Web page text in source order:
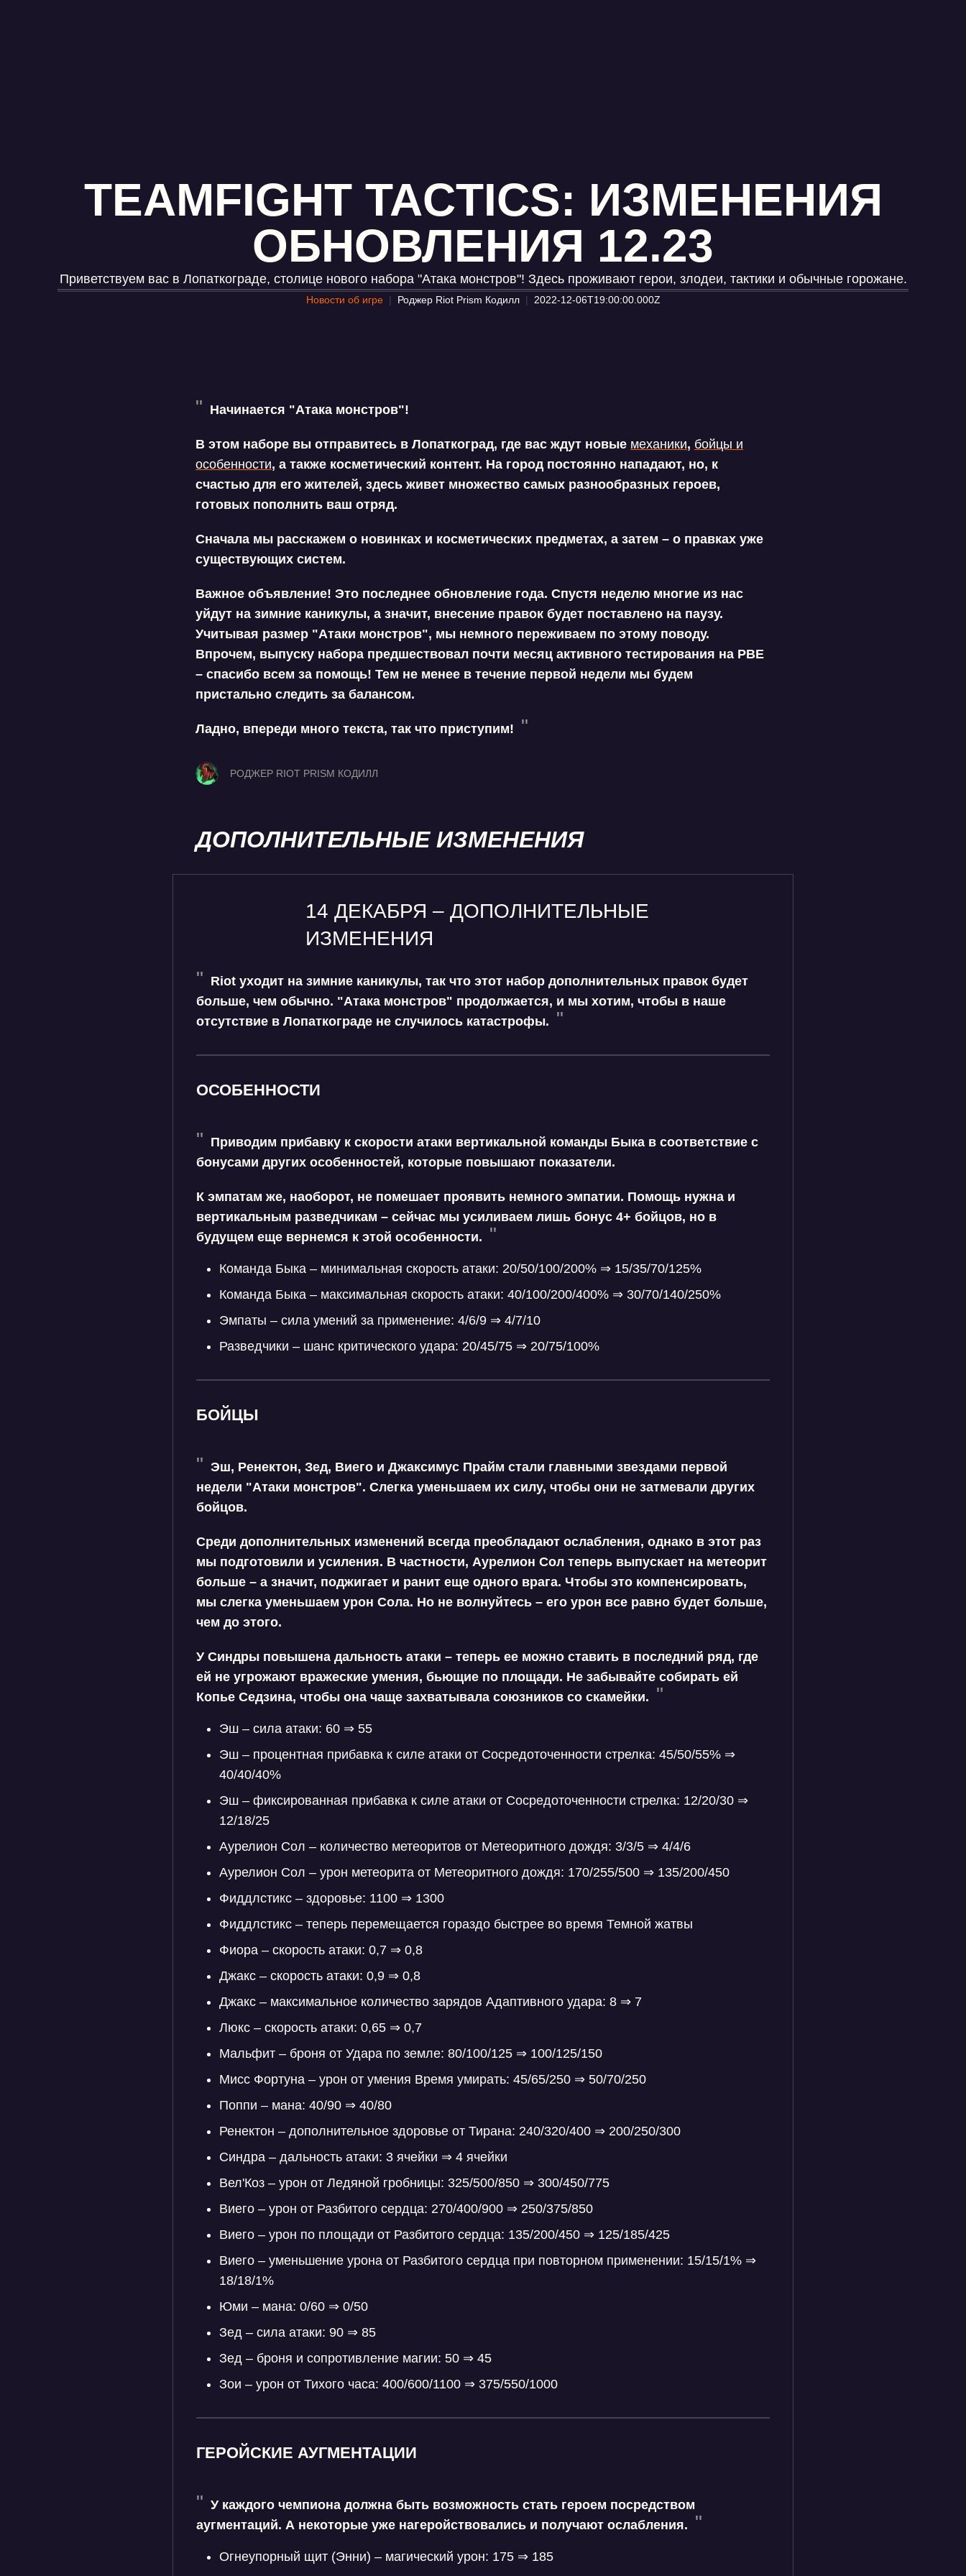
TEAMFIGHT TACTICS: ИЗМЕНЕНИЯ
ОБНОВЛЕНИЯ 12.23
Приветствуем вас в Лопаткограде, столице нового набора "Атака монстров"! Здесь проживают герои, злодеи, тактики и обычные горожане.
Новости об игре Роджер Riot Prism Кодилл 2022-12-06T19:00:00.000Z
Начинается "Атака монстров"!
В этом наборе вы отправитесь в Лопаткоград, где вас ждут новые механики, бойцы и
особенности, а также косметический контент. На город постоянно нападают, но, к
счастью для его жителей, здесь живет множество самых разнообразных героев,
готовых пополнить ваш отряд.
Сначала мы расскажем о новинках и косметических предметах, а затем – о правках уже
существующих систем.
Важное объявление! Это последнее обновление года. Спустя неделю многие из нас
уйдут на зимние каникулы, а значит, внесение правок будет поставлено на паузу.
Учитывая размер "Атаки монстров", мы немного переживаем по этому поводу.
Впрочем, выпуску набора предшествовал почти месяц активного тестирования на PBE
– спасибо всем за помощь! Тем не менее в течение первой недели мы будем
пристально следить за балансом.
Ладно, впереди много текста, так что приступим!
РОДЖЕР RIOT PRISM КОДИЛЛ
ДОПОЛНИТЕЛЬНЫЕ ИЗМЕНЕНИЯ
14 ДЕКАБРЯ – ДОПОЛНИТЕЛЬНЫЕ
ИЗМЕНЕНИЯ
Riot уходит на зимние каникулы, так что этот набор дополнительных правок будет
больше, чем обычно. "Атака монстров" продолжается, и мы хотим, чтобы в наше
отсутствие в Лопаткограде не случилось катастрофы.
ОСОБЕННОСТИ
Приводим прибавку к скорости атаки вертикальной команды Быка в соответствие с
бонусами других особенностей, которые повышают показатели.
К эмпатам же, наоборот, не помешает проявить немного эмпатии. Помощь нужна и
вертикальным разведчикам – сейчас мы усиливаем лишь бонус 4+ бойцов, но в
будущем еще вернемся к этой особенности.
Команда Быка – минимальная скорость атаки: 20/50/100/200% ⇒ 15/35/70/125%
Команда Быка – максимальная скорость атаки: 40/100/200/400% ⇒ 30/70/140/250%
Эмпаты – сила умений за применение: 4/6/9 ⇒ 4/7/10
Разведчики – шанс критического удара: 20/45/75 ⇒ 20/75/100%
БОЙЦЫ
Эш, Ренектон, Зед, Виего и Джаксимус Прайм стали главными звездами первой
недели "Атаки монстров". Слегка уменьшаем их силу, чтобы они не затмевали других
бойцов.
Среди дополнительных изменений всегда преобладают ослабления, однако в этот раз
мы подготовили и усиления. В частности, Аурелион Сол теперь выпускает на метеорит
больше – а значит, поджигает и ранит еще одного врага. Чтобы это компенсировать,
мы слегка уменьшаем урон Сола. Но не волнуйтесь – его урон все равно будет больше,
чем до этого.
У Синдры повышена дальность атаки – теперь ее можно ставить в последний ряд, где
ей не угрожают вражеские умения, бьющие по площади. Не забывайте собирать ей
Копье Седзина, чтобы она чаще захватывала союзников со скамейки.
Эш – сила атаки: 60 ⇒ 55
Эш – процентная прибавка к силе атаки от Сосредоточенности стрелка: 45/50/55% ⇒
40/40/40%
Эш – фиксированная прибавка к силе атаки от Сосредоточенности стрелка: 12/20/30 ⇒
12/18/25
Аурелион Сол – количество метеоритов от Метеоритного дождя: 3/3/5 ⇒ 4/4/6
Аурелион Сол – урон метеорита от Метеоритного дождя: 170/255/500 ⇒ 135/200/450
Фиддлстикс – здоровье: 1100 ⇒ 1300
Фиддлстикс – теперь перемещается гораздо быстрее во время Темной жатвы
Фиора – скорость атаки: 0,7 ⇒ 0,8
Джакс – скорость атаки: 0,9 ⇒ 0,8
Джакс – максимальное количество зарядов Адаптивного удара: 8 ⇒ 7
Люкс – скорость атаки: 0,65 ⇒ 0,7
Мальфит – броня от Удара по земле: 80/100/125 ⇒ 100/125/150
Мисс Фортуна – урон от умения Время умирать: 45/65/250 ⇒ 50/70/250
Поппи – мана: 40/90 ⇒ 40/80
Ренектон – дополнительное здоровье от Тирана: 240/320/400 ⇒ 200/250/300
Синдра – дальность атаки: 3 ячейки ⇒ 4 ячейки
Вел'Коз – урон от Ледяной гробницы: 325/500/850 ⇒ 300/450/775
Виего – урон от Разбитого сердца: 270/400/900 ⇒ 250/375/850
Виего – урон по площади от Разбитого сердца: 135/200/450 ⇒ 125/185/425
Виего – уменьшение урона от Разбитого сердца при повторном применении: 15/15/1% ⇒
18/18/1%
Юми – мана: 0/60 ⇒ 0/50
Зед – сила атаки: 90 ⇒ 85
Зед – броня и сопротивление магии: 50 ⇒ 45
Зои – урон от Тихого часа: 400/600/1100 ⇒ 375/550/1000
ГЕРОЙСКИЕ АУГМЕНТАЦИИ
У каждого чемпиона должна быть возможность стать героем посредством
аугментаций. А некоторые уже нагеройствовались и получают ослабления.
Огнеупорный щит (Энни) – магический урон: 175 ⇒ 185